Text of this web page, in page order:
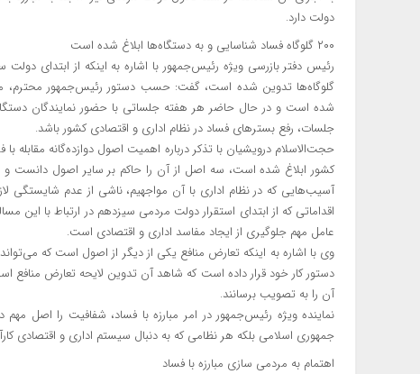
دولت دارد.
۲۰۰ گلوگاه فساد شناسایی و به دستگاه‌ها ابلاغ شده است
گلوگاه‌ها تدوین شده است، گفت: حسب دستور رئیس‌جمهور محترم،
شده است و در حال حاضر هر هفته جلساتی با حضور نمایندگان
جلسات، رفع بسترهای فساد در نظام اداری و اقتصادی کشور باشد.
حجت‌الاسلام درویشیان با تذکر درباره اهمیت اصول دوازده‌گانه
کشور ابلاغ شده است، سه اصل از آن را حاکم بر سایر اصول دانست
آسیب‌هایی که در نظام اداری با آن مواجهیم، ناشی از عدم
اقداماتی که از ابتدای استقرار دولت مردمی سیزدهم در ارتباط با
عامل مهم جلوگیری از ایجاد مفاسد اداری و اقتصادی است.
وی با اشاره به اینکه تعارض منافع یکی از دیگر از اصول است که
دستور کار خود قرار داده است که شاهد آن تدوین لایحه تعارض منافع
آن را به تصویب برسانند.
نماینده ویژه رئیس‌جمهور در امر مبارزه با فساد، شفافیت را اصل مهم
جمهوری اسلامی بلکه هر نظامی که به دنبال سیستم اداری و اقتصادی
اهتمام به مردمی سازی مبارزه با فساد